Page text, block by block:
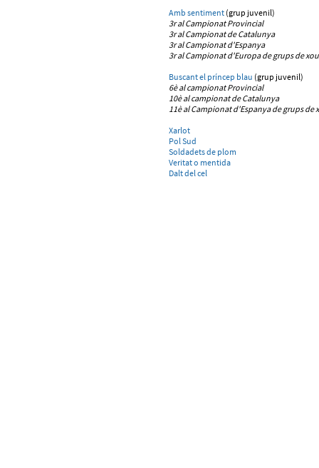
Amb sentiment (grup juvenil)
3r al Campionat Provincial
3r al Campionat de Catalunya
3ral Campionat d'Espanya
3r al Campionat d'Europa de grups de
Buscant el príncep blau (grup juvenil)
6è al campionat Provincial
10è al campionat de Catalunya
11èal Campionat d'Espanya de grups de
Xarlot
Pol Sud
Soldadets de plom
Veritat o mentida
Dalt del cel